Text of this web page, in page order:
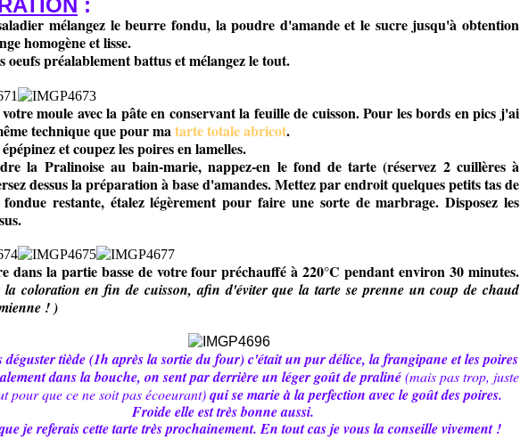
:
mélangez le beurre fondu, la poudre d'amande et le sucre jusqu'à obtention
homogène et lisse.
oeufs préalablement battus et mélangez le tout.
moule avec la pâte en conservant la feuille de cuisson. Pour les bords en pics j'ai
technique que pour matarte totale abricot.
et coupez les poires en lamelles.
la Pralinoise au bain-marie, nappez-en le fond de tarte (réservez 2 cuillères à
dessus la préparation à base d'amandes. Mettez par endroit quelques petits tas de
fondue restante, étalez légèrement pour faire une sorte de marbrage.Disposez les
dans la partie basse de votre four préchauffé à 220°C pendant environ 30 minutes.
la coloration en fin de cuisson, afin d'éviter que la tarte se prenne un coup de chaud
! )
déguster tiède (1h après la sortie du four) c'était un pur délice, la frangipane et les poires
dans la bouche, on sent par derrière un léger goût de praliné(mais pas trop, juste
pour que ce ne soit pas écoeurant)qui se marie à la perfection avec le goût des poires.
Froide elle est très bonne aussi.
je referais cette tarte très prochainement.En tout cas je vous la conseille vivement !